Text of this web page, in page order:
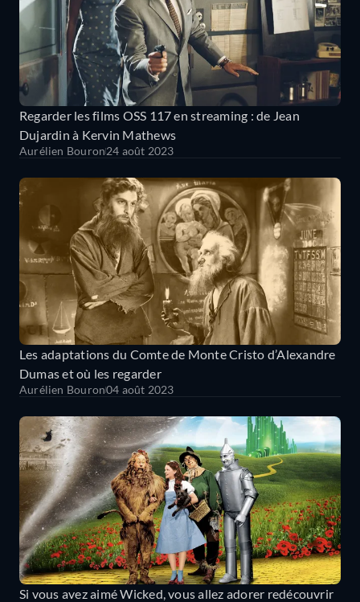
Regarder les films OSS 117 en streaming : de Jean
Dujardin à Kervin Mathews
Aurélien Bouron24 août 2023
Les adaptations du Comte de Monte Cristo d’Alexandre
Dumas et où les regarder
Aurélien Bouron04 août 2023
Si vous avez aimé Wicked, vous allez adorer redécouvrir